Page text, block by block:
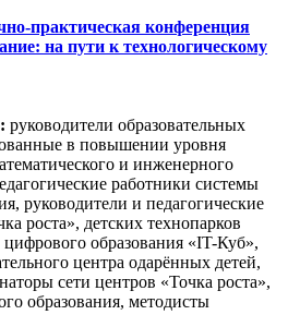
практическая конференция
на пути к технологическому
руководители образовательных
в повышении уровня
и инженерного
работники системы
руководители и педагогические
роста», детских технопарков
образования «IT-Куб»,
центра одарённых детей,
сети центров «Точка роста»,
образования, методисты